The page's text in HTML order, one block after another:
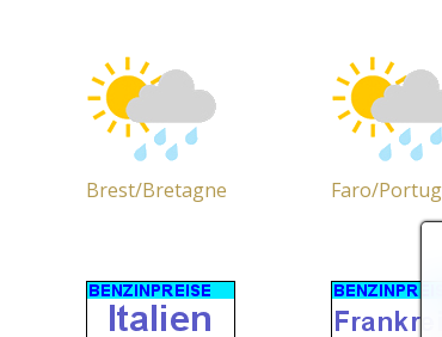
Brest/Bretagne Faro/